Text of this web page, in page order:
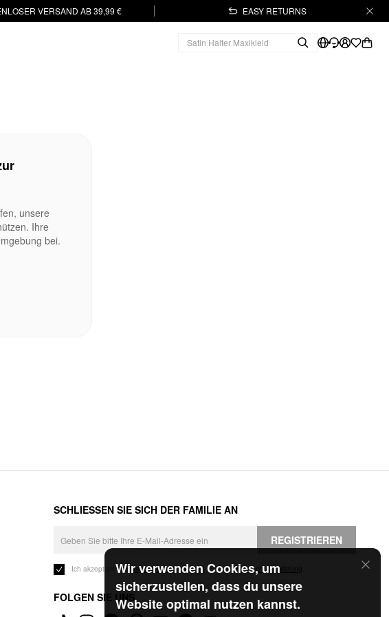
VERSAND AB 39,99 € EASY RETURNS
Wir verwenden Cookies, um
sicherzustellen, dass du unsere
Website optimal nutzen kannst.
unsere
Ihre
bei.
SCHLIESSEN SIE SICH DER FAMILIE AN
REGISTRIEREN
Ich akzeptiere dieGeschäftsbedingungen und die Datenschutzerklärung
FOLGEN SIE UNS